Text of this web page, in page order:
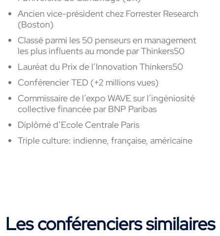
Ancien vice-président chez Forrester Research
(Boston)
Classé parmi les 50 penseurs en management
les plus influents au monde par Thinkers50
Lauréat du Prix de l’Innovation Thinkers50
Conférencier TED (+2 millions vues)
Commissaire de l’expo WAVE sur l’ingéniosité
collective financée par BNP Paribas
Diplômé d’Ecole Centrale Paris
Triple culture: indienne, française, américaine
Les conférenciers similaires